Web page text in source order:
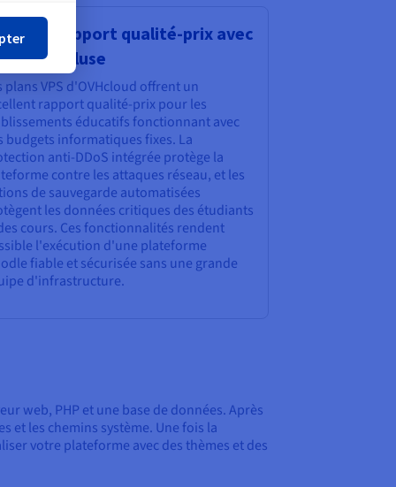
rapport qualité-prix avec
incluse
plans VPS d'OVHcloud offrent un
rapport qualité-prix pour les
éducatifs fonctionnant avec
budgets informatiques fixes. La
anti-DDoS intégrée protège la
contre les attaques réseau, et les
de sauvegarde automatisées
les données critiques des étudiants
cours. Ces fonctionnalités rendent
l'exécution d'une plateforme
fiable et sécurisée sans une grande
d'infrastructure.
web, PHP et une base de données. Après
et les chemins système. Une fois la
votre plateforme avec des thèmes et des